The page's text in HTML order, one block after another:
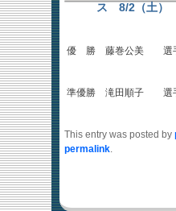
ス 8/2（土）
優 勝 藤巻公美 選
準優勝 滝田順子 選
This entry was posted by
permalink.